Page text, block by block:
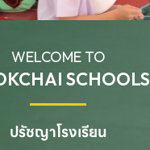
WELCOME TO
SCHOOLS
ปรัชญาโรงเรียน